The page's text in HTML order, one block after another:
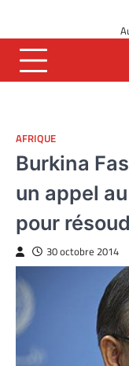
content
AFRIQUE
Burkina
un appel
pour
30 octobre 2014